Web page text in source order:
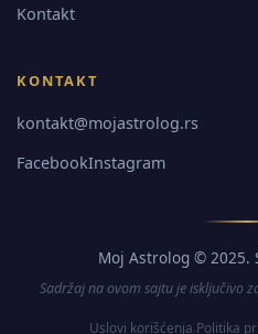
Kontakt
KONTAKT
kontakt@mojastrolog.rs
FacebookInstagram
Moj Astrolog © 2025.
Sadržaj na ovom sajtu je isključivo
Uslovi korišćenja·Politika